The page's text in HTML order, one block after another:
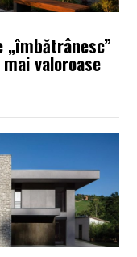
„îmbătrânesc”
valoroase